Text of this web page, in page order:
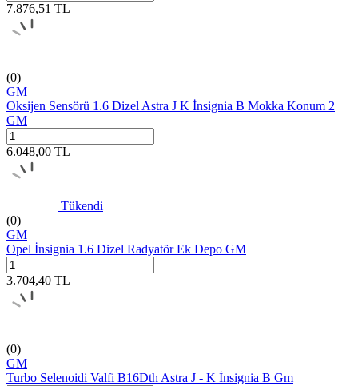
7.876,51 TL
(0)
GM
Oksijen Sensörü 1.6 Dizel Astra J K İnsignia B Mokka Konum 2
GM
6.048,00 TL
Tükendi
(0)
GM
Opel İnsignia 1.6 Dizel Radyatör Ek Depo GM
3.704,40 TL
(0)
GM
Turbo Selenoidi Valfi B16Dth Astra J - K İnsignia B Gm